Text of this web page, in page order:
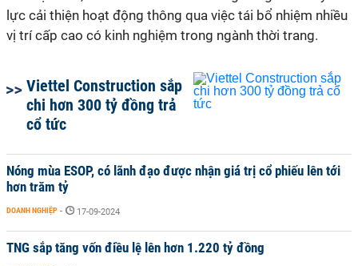
lực cải thiện hoạt động thông qua việc tái bổ nhiệm nhiều
vị trí cấp cao có kinh nghiệm trong ngành thời trang.
Viettel Construction sắp
chi hơn 300 tỷ đồng trả
cổ tức
Nóng mùa ESOP, có lãnh đạo được nhận giá trị cổ phiếu lên tới
hơn trăm tỷ
DOANH NGHIỆP - 17-09-2024
TNG sắp tăng vốn điều lệ lên hơn 1.220 tỷ đồng